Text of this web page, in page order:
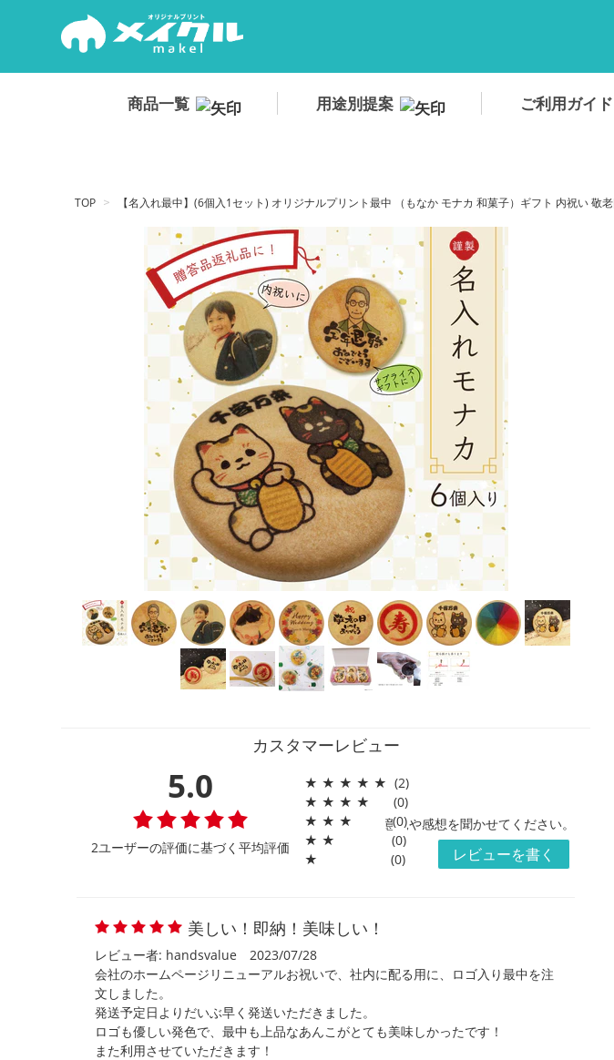
商品一覧 用途別提案 ご利用ガイド
TOP 【名入れ最中】(6個入1セット) オリジナルプリント最中 （もなか モナカ 和菓子）ギフト 内祝い 敬
カスタマーレビュー
5.0
2ユーザーの評価に基づく平均評価
★ ★ ★ ★ ★ (2)
★ ★ ★ ★
(0)
★ ★ ★
(0)
★ ★
(0)
★
(0)
意見や感想を聞かせてください。
レビューを書く
美しい！即納！美味しい！
レビュー者: handsvalue
2023/07/28
会社のホームページリニューアルお祝いで、社内に配る用に、ロゴ入り最中を注
文しました。
発送予定日よりだいぶ早く発送いただきました。
ロゴも優しい発色で、最中も上品なあんこがとても美味しかったです！
また利用させていただきます！